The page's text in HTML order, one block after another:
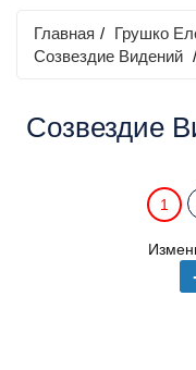
Главная / Грушко
Созвездие Видений
Созвездие
1